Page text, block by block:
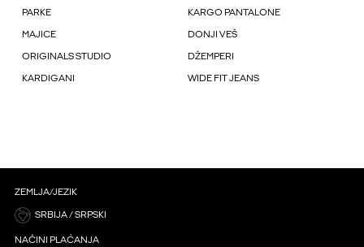
PARKE KARGO PANTALONE
MAJICE DONJI VEŠ
ORIGINALS STUDIO DŽEMPERI
KARDIGANI WIDE FIT JEANS
ZEMLJA/JEZIK
SRBIJA / SRPSKI
NAČINI PLAĆANJA